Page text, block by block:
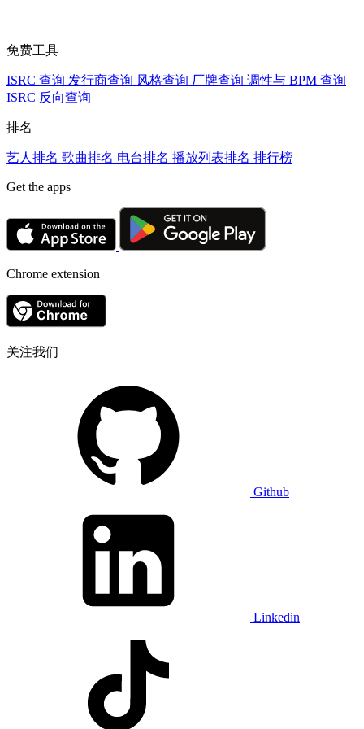
免费工具
ISRC 查询 发行商查询 风格查询 厂牌查询 调性与 BPM 查询
ISRC 反向查询
排名
艺人排名 歌曲排名 电台排名 播放列表排名 排行榜
Get the apps
Chrome extension
关注我们
Github
Linkedin